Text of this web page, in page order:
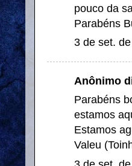
pouco da
Parabéns
3 de set.
Anônimo
Parabéns
estamos
Estamos
Valeu